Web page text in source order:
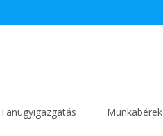
Tanügyigazgatás Munkabérek